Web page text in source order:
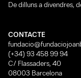
De dilluns a divendres,
CONTACTE
(+34) 93 458 99 94
C/ Flassaders, 40
08003 Barcelona